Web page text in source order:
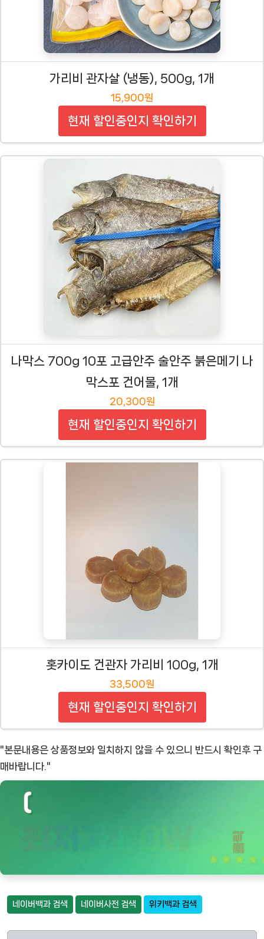
가리비 관자살 (냉동), 500g, 1개
15,900원
현재 할인중인지 확인하기
나막스 700g 10포 고급안주 술안주 붉은메기 나
막스포 건어물, 1개
20,300원
현재 할인중인지 확인하기
홋카이도 건관자 가리비 100g, 1개
33,500원
현재 할인중인지 확인하기
"본문내용은 상품정보와 일치하지 않을 수 있으니 반드시 확인후 구
매바랍니다."
네이버백과 검색 네이버사전 검색 위키백과 검색